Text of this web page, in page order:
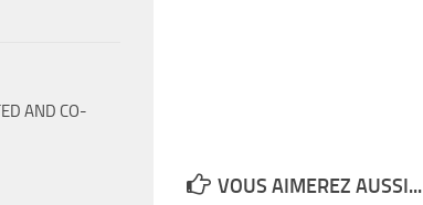
VOUS AIMEREZ AUSSI...
AND CO-